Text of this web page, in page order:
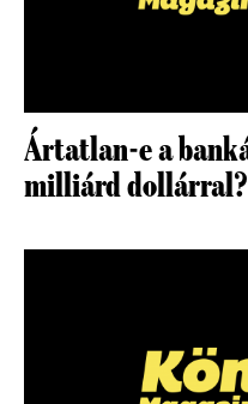
Ártatlan-e a
milliárd dollárral?